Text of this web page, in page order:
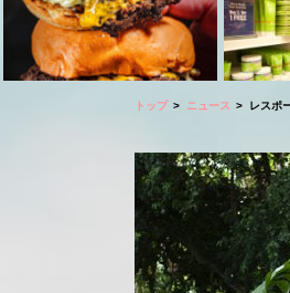
トップ ニュース レスポ